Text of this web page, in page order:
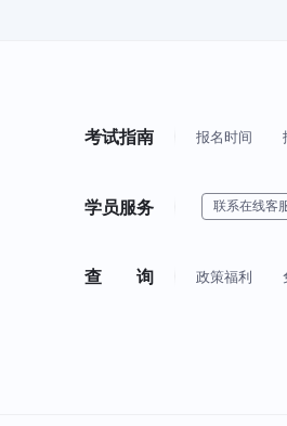
考试指南 报名时间
学员服务 联系在线客
查 询 政策福利